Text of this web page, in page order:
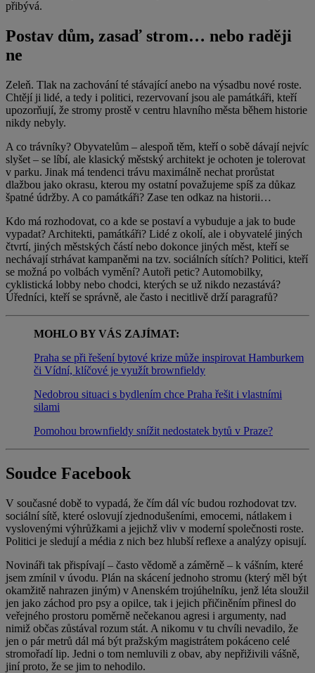
přibývá.
Postav dům, zasaď strom… nebo raději
ne
Zeleň. Tlak na zachování té stávající anebo na výsadbu nové roste.
Chtějí ji lidé, a tedy i politici, rezervovaní jsou ale památkáři, kteří
upozorňují, že stromy prostě v centru hlavního města během historie
nikdy nebyly.
A co trávníky? Obyvatelům – alespoň těm, kteří o sobě dávají nejvíc
slyšet – se líbí, ale klasický městský architekt je ochoten je tolerovat
v parku. Jinak má tendenci trávu maximálně nechat prorůstat
dlažbou jako okrasu, kterou my ostatní považujeme spíš za důkaz
špatné údržby. A co památkáři? Zase ten odkaz na historii…
Kdo má rozhodovat, co a kde se postaví a vybuduje a jak to bude
vypadat? Architekti, památkáři? Lidé z okolí, ale i obyvatelé jiných
čtvrtí, jiných městských částí nebo dokonce jiných měst, kteří se
nechávají strhávat kampaněmi na tzv. sociálních sítích? Politici, kteří
se možná po volbách vymění? Autoři petic? Automobilky,
cyklistická lobby nebo chodci, kterých se už nikdo nezastává?
Úředníci, kteří se správně, ale často i necitlivě drží paragrafů?
MOHLO BY VÁS ZAJÍMAT:
Praha se při řešení bytové krize může inspirovat Hamburkem
či Vídní, klíčové je využít brownfieldy
Nedobrou situaci s bydlením chce Praha řešit i vlastními
silami
Pomohou brownfieldy snížit nedostatek bytů v Praze?
Soudce Facebook
V současné době to vypadá, že čím dál víc budou rozhodovat tzv.
sociální sítě, které oslovují zjednodušeními, emocemi, nátlakem i
vyslovenými výhrůžkami a jejichž vliv v moderní společnosti roste.
Politici je sledují a média z nich bez hlubší reflexe a analýzy opisují.
Novináři tak přispívají – často vědomě a záměrně – k vášním, které
jsem zmínil v úvodu. Plán na skácení jednoho stromu (který měl být
okamžitě nahrazen jiným) v Anenském trojúhelníku, jenž léta sloužil
jen jako záchod pro psy a opilce, tak i jejich přičiněním přinesl do
veřejného prostoru poměrně nečekanou agresi i argumenty, nad
nimiž občas zůstával rozum stát. A nikomu v tu chvíli nevadilo, že
jen o pár metrů dál má být pražským magistrátem pokáceno celé
stromořadí lip. Jedni o tom nemluvili z obav, aby nepřiživili vášně,
jiní proto, že se jim to nehodilo.